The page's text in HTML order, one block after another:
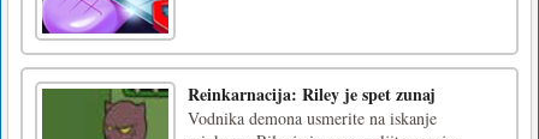
Reinkarnacija: Riley je spet zunaj
Vodnika demona usmerite na iskanje